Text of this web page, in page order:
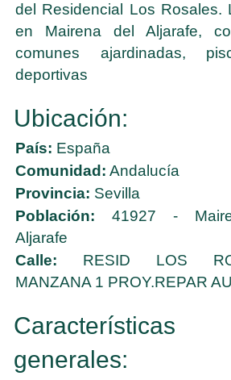
del Residencial Los Rosales.
en Mairena del Aljarafe,
comunes ajardinadas,
deportivas
Ubicación:
País: España
Comunidad: Andalucía
Provincia: Sevilla
Población: 41927 -
Aljarafe
Calle: RESID LOS
MANZANA 1 PROY.REPAR
Características
generales: